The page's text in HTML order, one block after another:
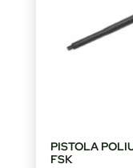
PISTOLA
FSK